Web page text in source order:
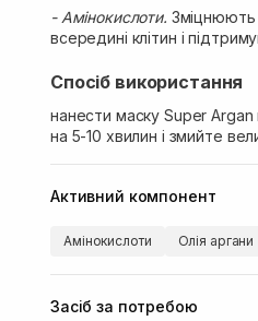
- Амінокислоти. Зміцнюють
всередині клітин і
Спосіб використання
нанести маску Super
на 5-10 хвилин і змийте
Активний компонент
Амінокислоти Олія аргани
Засіб за потребою